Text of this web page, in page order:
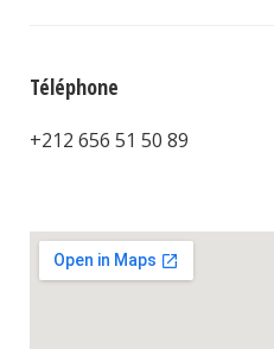
Téléphone
+212 656 51 50 89